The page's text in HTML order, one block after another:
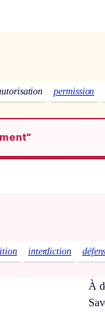
permission
interdiction
À